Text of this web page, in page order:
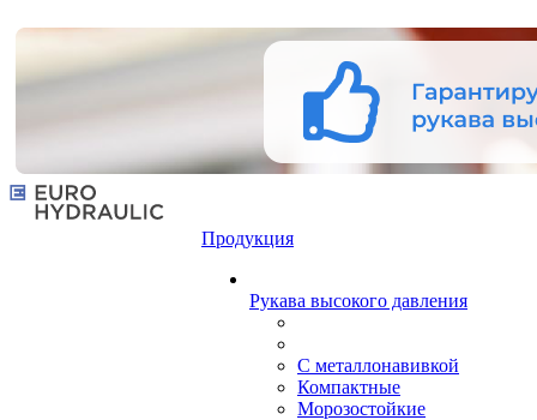
Продукция
Рукава высокого давления
С металлонавивкой
Компактные
Морозостойкие